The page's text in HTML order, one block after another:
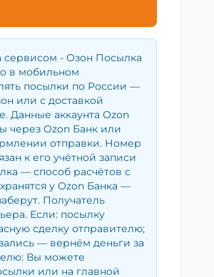
сервисом - Озон Посылка
в мобильном
посылки по России —
или с доставкой
Данные аккаунта Ozon
через Ozon Банк или
отправки. Номер
к его учётной записи
— способ расчётов с
у Ozon Банка —
Получатель
Если: посылку
сделку отправителю;
— вернём деньги за
Вы можете
или на главной